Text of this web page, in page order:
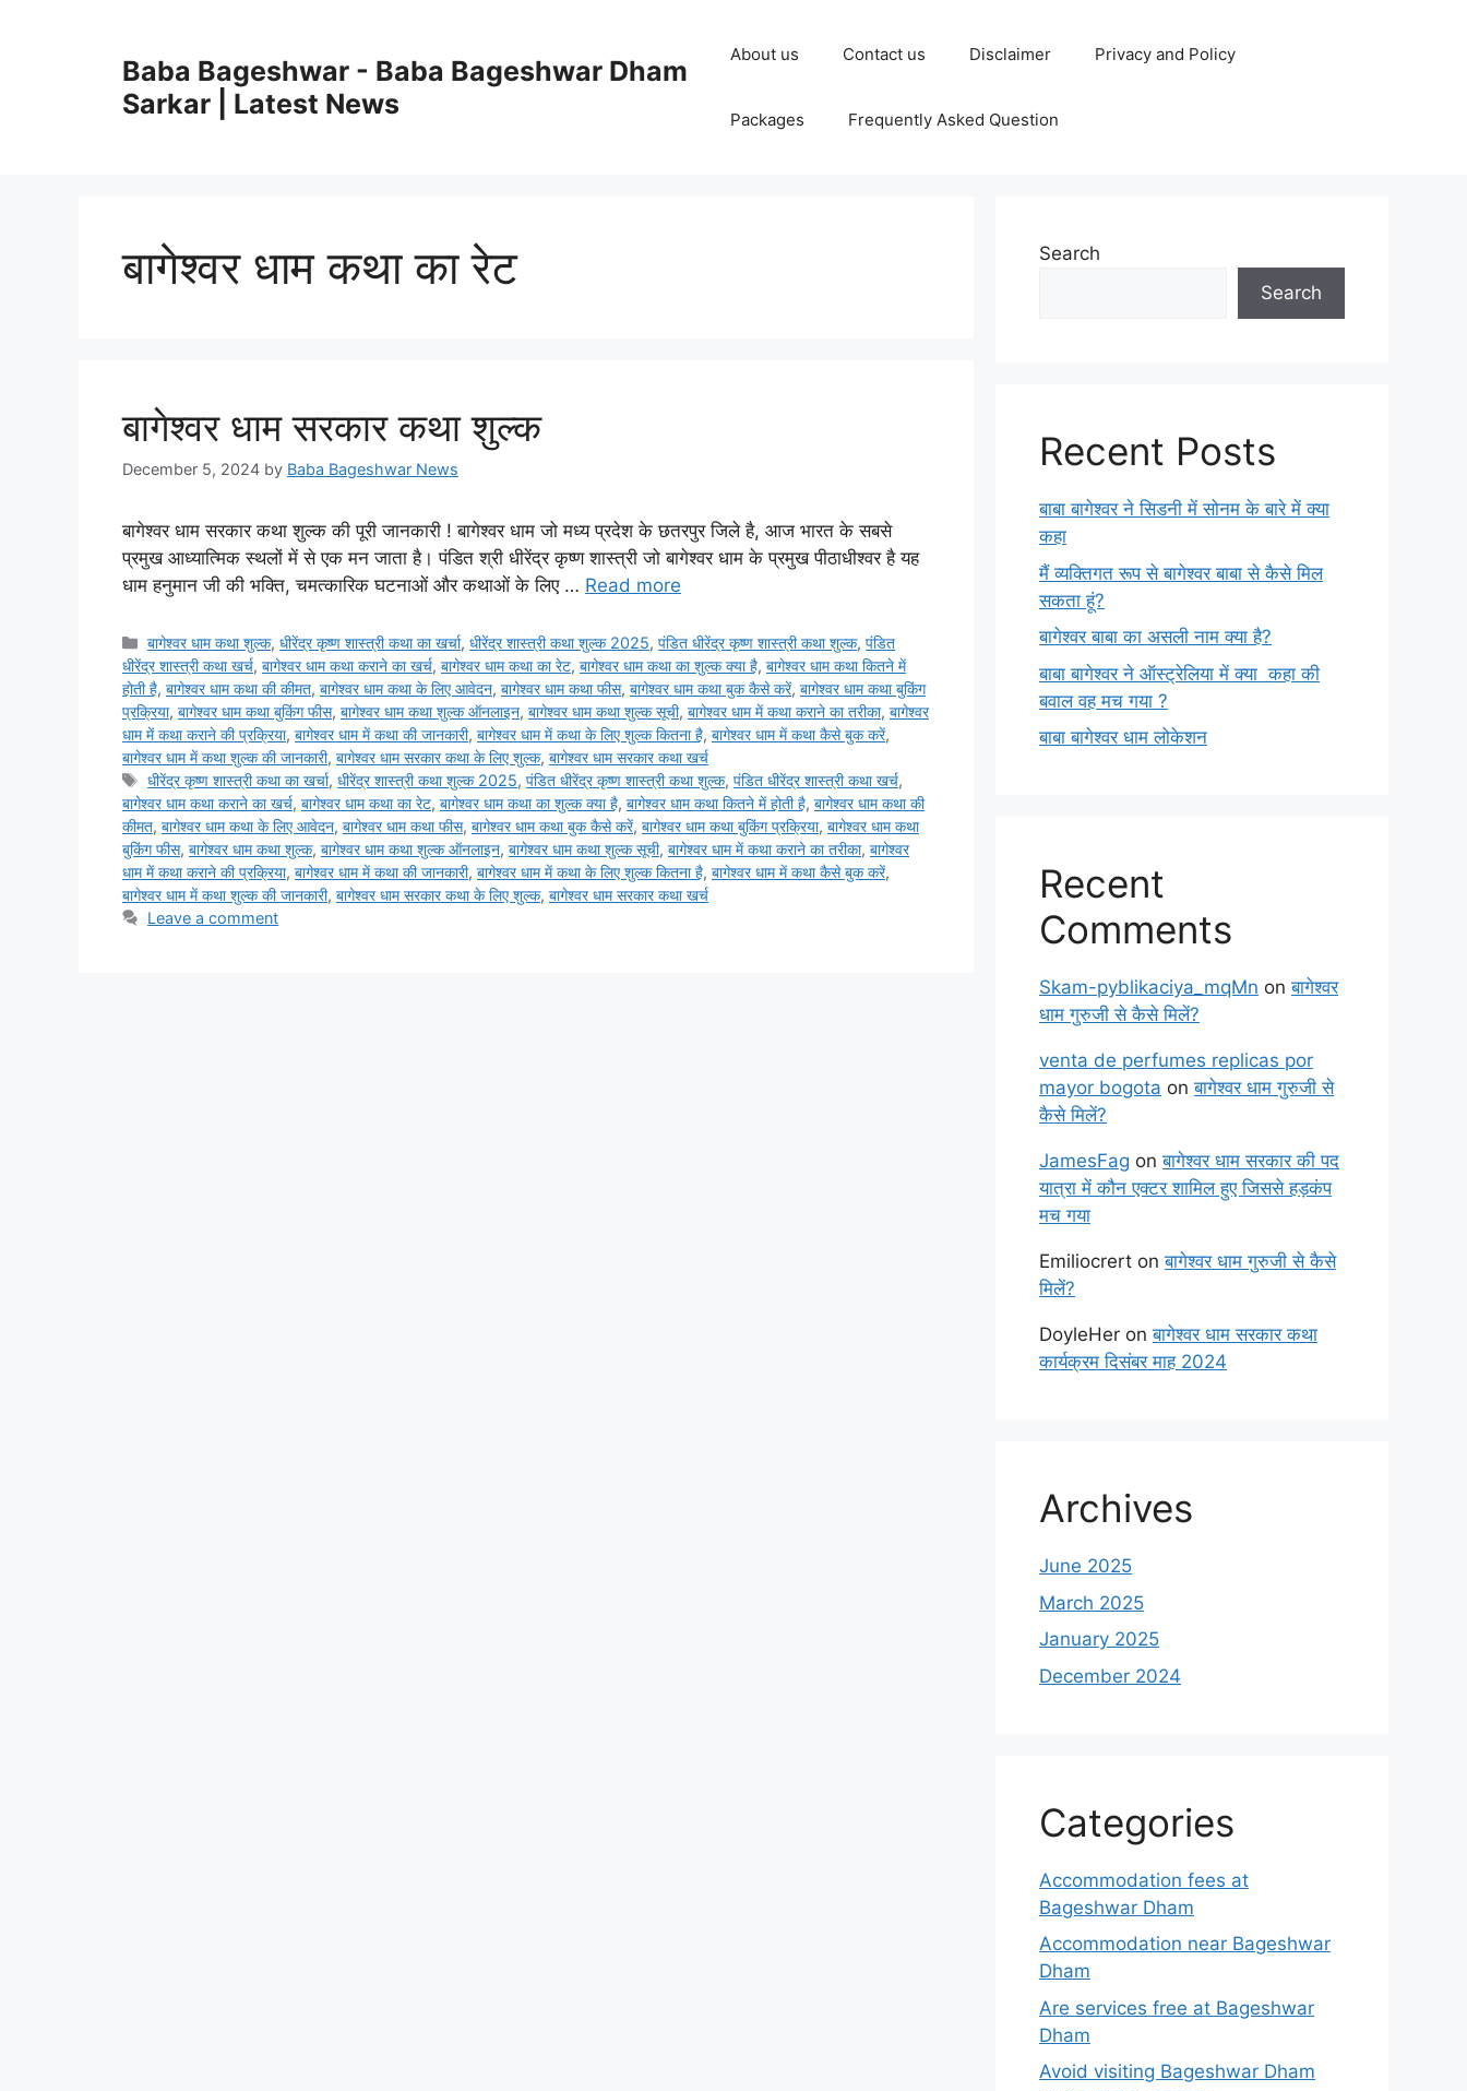
Baba Bageshwar - Baba Bageshwar Dham
Sarkar | Latest News
About us Contact us Disclaimer Privacy and Policy
Packages Frequently Asked Question
बागेश्वर धाम कथा का रेट
बागेश्वर धाम सरकार कथा शुल्क
December 5, 2024 by Baba Bageshwar News
बागेश्वर धाम सरकार कथा शुल्क की पूरी जानकारी ! बागेश्वर धाम जो मध्य प्रदेश के छतरपुर जिले है, आज भारत के सबसे
प्रमुख आध्यात्मिक स्थलों में से एक मन जाता है। पंडित श्री धीरेंद्र कृष्ण शास्त्री जो बागेश्वर धाम के प्रमुख पीठाधीश्वर है यह
धाम हनुमान जी की भक्ति, चमत्कारिक घटनाओं और कथाओं के लिए … Read more
Categories
बागेश्वर धाम कथा शुल्क,धीरेंद्र कृष्ण शास्त्री कथा का खर्चा,धीरेंद्र शास्त्री कथा शुल्क 2025,पंडित धीरेंद्र कृष्ण शास्त्री कथा शुल्क,पंडित
धीरेंद्र शास्त्री कथा खर्च, बागेश्वर धाम कथा कराने का खर्च, बागेश्वर धाम कथा का रेट, बागेश्वर धाम कथा का शुल्क क्या है, बागेश्वर धाम कथा कितने में
होती है, बागेश्वर धाम कथा की कीमत, बागेश्वर धाम कथा के लिए आवेदन, बागेश्वर धाम कथा फीस, बागेश्वर धाम कथा बुक कैसे करें, बागेश्वर धाम कथा बुकिंग
प्रक्रिया, बागेश्वर धाम कथा बुकिंग फीस, बागेश्वर धाम कथा शुल्क ऑनलाइन, बागेश्वर धाम कथा शुल्क सूची, बागेश्वर धाम में कथा कराने का तरीका, बागेश्वर
धाम में कथा कराने की प्रक्रिया, बागेश्वर धाम में कथा की जानकारी, बागेश्वर धाम में कथा के लिए शुल्क कितना है, बागेश्वर धाम में कथा कैसे बुक करें,
बागेश्वर धाम में कथा शुल्क की जानकारी, बागेश्वर धाम सरकार कथा के लिए शुल्क, बागेश्वर धाम सरकार कथा खर्च
Tags
धीरेंद्र कृष्ण शास्त्री कथा का खर्चा,धीरेंद्र शास्त्री कथा शुल्क 2025,पंडित धीरेंद्र कृष्ण शास्त्री कथा शुल्क,पंडित धीरेंद्र शास्त्री कथा खर्च,
बागेश्वर धाम कथा कराने का खर्च, बागेश्वर धाम कथा का रेट, बागेश्वर धाम कथा का शुल्क क्या है, बागेश्वर धाम कथा कितने में होती है, बागेश्वर धाम कथा की
कीमत, बागेश्वर धाम कथा के लिए आवेदन, बागेश्वर धाम कथा फीस, बागेश्वर धाम कथा बुक कैसे करें, बागेश्वर धाम कथा बुकिंग प्रक्रिया, बागेश्वर धाम कथा
बुकिंग फीस, बागेश्वर धाम कथा शुल्क, बागेश्वर धाम कथा शुल्क ऑनलाइन, बागेश्वर धाम कथा शुल्क सूची, बागेश्वर धाम में कथा कराने का तरीका, बागेश्वर
धाम में कथा कराने की प्रक्रिया, बागेश्वर धाम में कथा की जानकारी, बागेश्वर धाम में कथा के लिए शुल्क कितना है, बागेश्वर धाम में कथा कैसे बुक करें,
बागेश्वर धाम में कथा शुल्क की जानकारी, बागेश्वर धाम सरकार कथा के लिए शुल्क, बागेश्वर धाम सरकार कथा खर्च
Leave a comment
Search
Search
Recent Posts
बाबा बागेश्वर ने सिडनी में सोनम के बारे में क्या
कहा
मैं व्यक्तिगत रूप से बागेश्वर बाबा से कैसे मिल
सकता हूं?
बागेश्वर बाबा का असली नाम क्या है?
बाबा बागेश्वर ने ऑस्ट्रेलिया में क्या कहा की
बवाल वह मच गया ?
बाबा बागेश्वर धाम लोकेशन
Recent
Comments
Skam-pyblikaciya_mqMn onबागेश्वर
धाम गुरुजी से कैसे मिलें?
venta de perfumes replicas por
mayor bogota onबागेश्वर धाम गुरुजी से
कैसे मिलें?
JamesFag onबागेश्वर धाम सरकार की पद
यात्रा में कौन एक्टर शामिल हुए जिससे हड़कंप
मच गया
Emiliocrert onबागेश्वर धाम गुरुजी से कैसे
मिलें?
DoyleHer onबागेश्वर धाम सरकार कथा
कार्यक्रम दिसंबर माह 2024
Archives
June 2025
March 2025
January 2025
December 2024
Categories
Accommodation fees at
Bageshwar Dham
Accommodation near Bageshwar
Dham
Are services free at Bageshwar
Dham
Avoid visiting Bageshwar Dham